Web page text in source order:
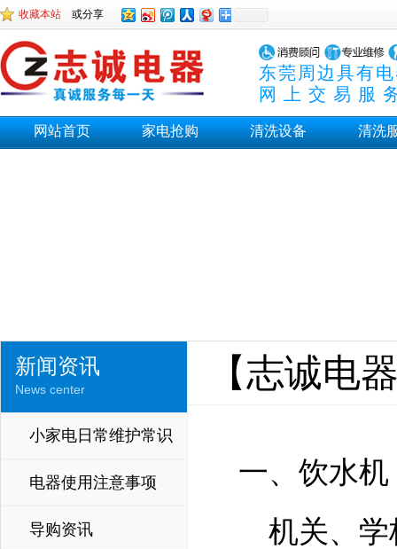
收藏本站 或分享
东莞周边具有
网上交易服
网站首页 家电抢购 清洗设备 清洗
新闻资讯
News center
小家电日常维护常识
电器使用注意事项
导购资讯
【志诚电
一、饮水机
机关、学校